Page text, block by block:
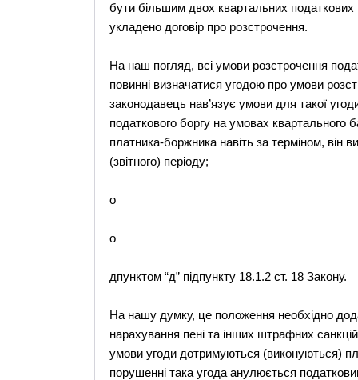
бути більшим двох квартальних податкових
укладено договір про розстрочення.
На наш погляд, всі умови розстрочення
повинні визначатися угодою про умови
законодавець нав’язує умови для такої
податкового боргу на умовах квартального
платника-боржника навіть за терміном, він
(звітного) періоду;
o
o
дпунктом “д” підпункту 18.1.2 ст. 18 Закону.
На нашу думку, це положення необхідно
нарахування пені та інших штрафних
умови угоди дотримуються (виконуються)
порушенні така угода анулюється